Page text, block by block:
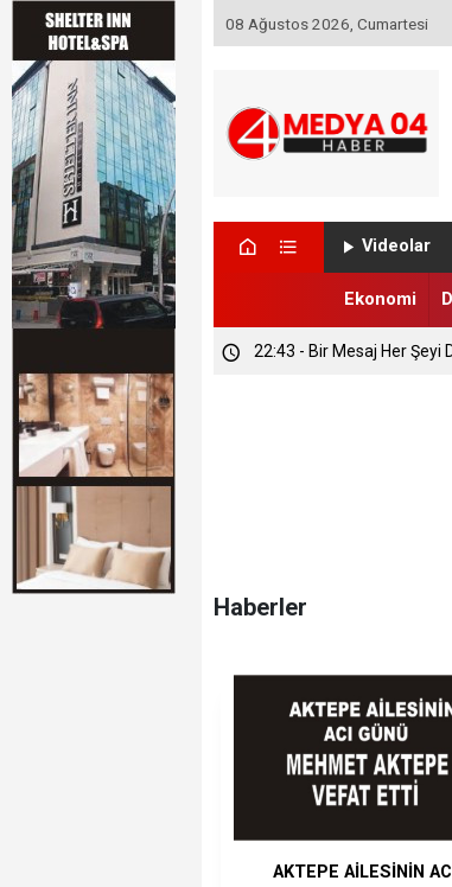
08 Ağustos 2026, Cumartesi
Videolar
Ekonomi
23:40 - İtfaiyenin Hızlı
22:43 - Bir Mesaj Her
Haberler
AKTEPE AİLESİNİN ACI